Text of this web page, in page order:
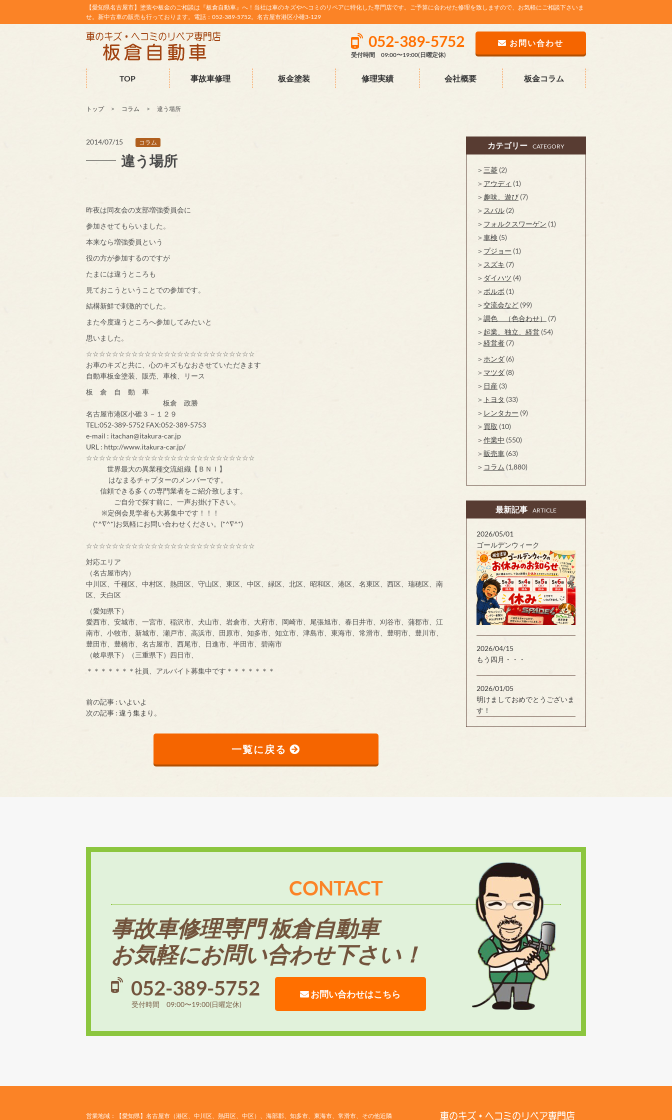
【愛知県名古屋市】塗装や板金のご相談は『板倉自動車』へ！当社は車のキズやヘコミのリペアに特化した専門店です。ご予算に合わせた修理を致しますので、お気軽にご相談下さいま
せ。新中古車の販売も行っております。電話：052-389-5752。名古屋市港区小碓3-129
052-389-5752
受付時間 09:00〜19:00(日曜定休)
お問い合わせ
TOP 事故車修理 板金塗装 修理実績 会社概要 板金コラム
トップ コラム 違う場所
2014/07/15 コラム
違う場所
昨夜は同友会の支部増強委員会に
参加させてもらいました。
本来なら増強委員という
役の方が参加するのですが
たまには違うところも
見ておこうということでの参加です。
結構新鮮で刺激的でした。
また今度違うところへ参加してみたいと
思いました。
☆☆☆☆☆☆☆☆☆☆☆☆☆☆☆☆☆☆☆☆☆☆☆☆☆☆
お車のキズと共に、心のキズもなおさせていただきます
自動車板金塗装、販売、車検、リース
板 倉 自 動 車
板倉 政勝
名古屋市港区小碓３－１２９
TEL:052-389-5752 FAX:052-389-5753
e-mail : itachan@itakura-car.jp
URL : http://www.itakura-car.jp/
☆☆☆☆☆☆☆☆☆☆☆☆☆☆☆☆☆☆☆☆☆☆☆☆☆☆
世界最大の異業種交流組織【ＢＮＩ】
はなまるチャプターのメンバーです。
信頼できる多くの専門業者をご紹介致します。
ご自分で探す前に、一声お掛け下さい。
※定例会見学者も大募集中です！！！
(*^∇^*)お気軽にお問い合わせください。(*^∇^*)
☆☆☆☆☆☆☆☆☆☆☆☆☆☆☆☆☆☆☆☆☆☆☆☆☆☆
対応エリア
（名古屋市内）
中川区、千種区、中村区、熱田区、守山区、東区、中区、緑区、北区、昭和区、港区、名東区、西区、瑞穂区、南
区、天白区
（愛知県下）
愛西市、安城市、一宮市、稲沢市、犬山市、岩倉市、大府市、岡崎市、尾張旭市、春日井市、刈谷市、蒲郡市、江
南市、小牧市、新城市、瀬戸市、高浜市、田原市、知多市、知立市、津島市、東海市、常滑市、豊明市、豊川市、
豊田市、豊橋市、名古屋市、西尾市、日進市、半田市、碧南市
（岐阜県下）（三重県下）四日市、
＊＊＊＊＊＊＊社員、アルバイト募集中です＊＊＊＊＊＊＊
前の記事 : いよいよ
次の記事 : 違う集まり。
一覧に戻る
カテゴリー CATEGORY
三菱 (2)
アウディ (1)
趣味、遊び (7)
スバル (2)
フォルクスワーゲン (1)
車検 (5)
プジョー (1)
スズキ (7)
ダイハツ (4)
ボルボ (1)
交流会など (99)
調色 （色合わせ）
(7)
起業、独立、経営 (54)
経営者 (7)
ホンダ (6)
マツダ (8)
日産 (3)
トヨタ (33)
レンタカー (9)
買取 (10)
作業中 (550)
販売車 (63)
コラム (1,880)
最新記事 ARTICLE
2026/05/01
ゴールデンウィーク
2026/04/15
もう四月・・・
2026/01/05
明けましておめでとうございま
す！
CONTACT
事故車修理専門 板倉自動車
お気軽にお問い合わせ下さい！
052-389-5752
受付時間 09:00〜19:00(日曜定休)
お問い合わせはこちら
営業地域：【愛知県】名古屋市（港区、中川区、熱田区、中区）、海部郡、知多市、東海市、常滑市、その他近隣